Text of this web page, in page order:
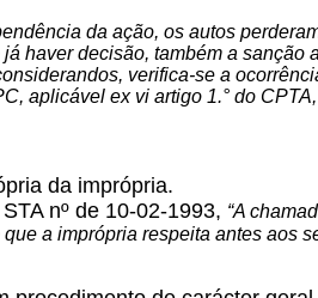
da ação, os autos
haver decisão, também a sanção
verifica-se a
aplicável ex vi artigo 1.° do
da imprópria.
nº de 10-02-1993, “A
a imprópria respeita antes aos